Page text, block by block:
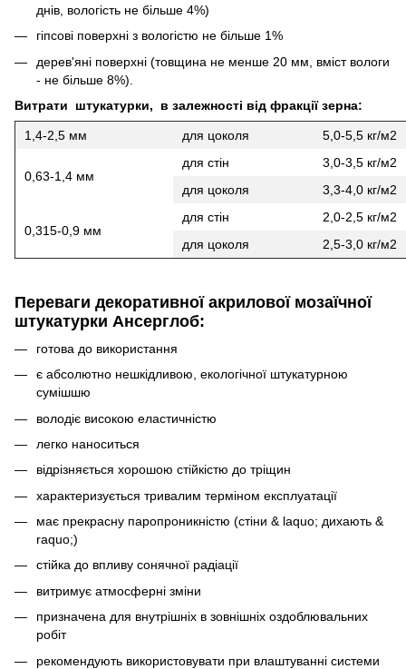
днів, вологість не більше 4%)
гіпсові поверхні з вологістю не більше 1%
дерев'яні поверхні (товщина не менше 20 мм, вміст вологи
- не більше 8%).
Витрати штукатурки, в залежності від фракції зерна:
1,4-2,5 мм для цоколя 5,0-5,5 кг/м2
0,63-1,4 мм
для стін
3,0-3,5 кг/м2
для цоколя
3,3-4,0 кг/м2
0,315-0,9 мм
для стін
2,0-2,5 кг/м2
для цоколя
2,5-3,0 кг/м2
Переваги декоративної акрилової мозаїчної
штукатурки Ансерглоб:
готова до використання
є абсолютно нешкідливою, екологічної штукатурною
сумішшю
володіє високою еластичністю
легко наноситься
відрізняється хорошою стійкістю до тріщин
характеризується тривалим терміном експлуатації
має прекрасну паропроникністю (стіни & laquo; дихають &
raquo;)
стійка до впливу сонячної радіації
витримує атмосферні зміни
призначена для внутрішніх в зовнішніх оздоблювальних
робіт
рекомендують використовувати при влаштуванні системи